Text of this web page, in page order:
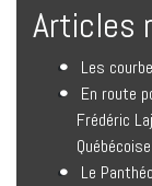
Articles
Les
En route
Frédéric
Le